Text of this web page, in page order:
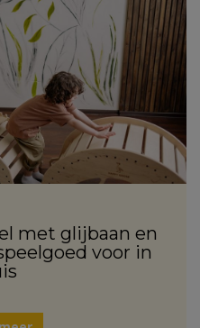
met glijbaan en
voor in